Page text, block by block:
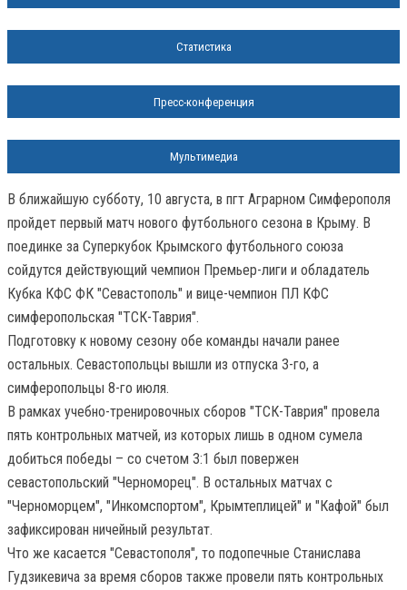
Статистика
Пресс-конференция
Мультимедиа
В ближайшую субботу, 10 августа, в пгт Аграрном Симферополя
пройдет первый матч нового футбольного сезона в Крыму. В
поединке за Суперкубок Крымского футбольного союза
сойдутся действующий чемпион Премьер-лиги и обладатель
Кубка КФС ФК "Севастополь" и вице-чемпион ПЛ КФС
симферопольская "ТСК-Таврия".
Подготовку к новому сезону обе команды начали ранее
остальных. Севастопольцы вышли из отпуска 3-го, а
симферопольцы 8-го июля.
В рамках учебно-тренировочных сборов "ТСК-Таврия" провела
пять контрольных матчей, из которых лишь в одном сумела
добиться победы – со счетом 3:1 был повержен
севастопольский "Черноморец". В остальных матчах с
"Черноморцем", "Инкомспортом", Крымтеплицей" и "Кафой" был
зафиксирован ничейный результат.
Что же касается "Севастополя", то подопечные Станислава
Гудзикевича за время сборов также провели пять контрольных